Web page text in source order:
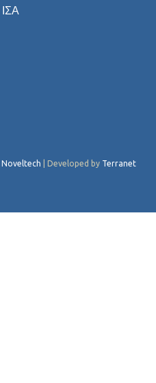
ΙΣΑ
Noveltech | Developed by Terranet